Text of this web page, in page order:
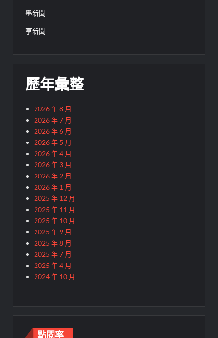
墨新聞
享新聞
歷年彙整
2026 年 8 月
2026 年 7 月
2026 年 6 月
2026 年 5 月
2026 年 4 月
2026 年 3 月
2026 年 2 月
2026 年 1 月
2025 年 12 月
2025 年 11 月
2025 年 10 月
2025 年 9 月
2025 年 8 月
2025 年 7 月
2025 年 4 月
2024 年 10 月